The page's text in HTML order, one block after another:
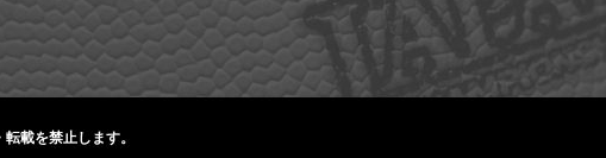
載を禁止します。